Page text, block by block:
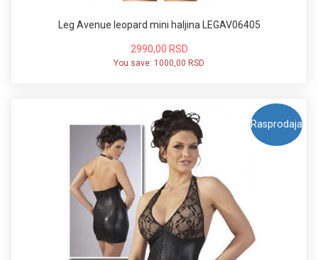
Leg Avenue leopard mini haljina LEGAV06405
2990,00 RSD
You save: 1000,00 RSD
Rasprodaja